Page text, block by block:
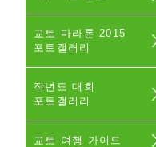
교토 마라톤 2015
포토갤러리
작년도 대회
포토갤러리
교토 여행 가이드